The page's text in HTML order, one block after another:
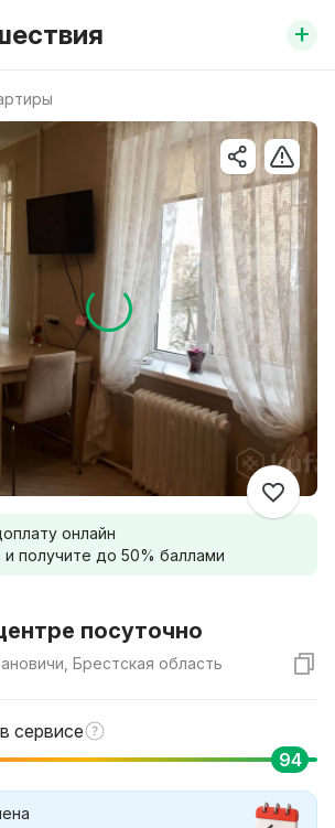
+
онлайн
и получите до 50% баллами
посуточно
Брестская область
сервисе
94